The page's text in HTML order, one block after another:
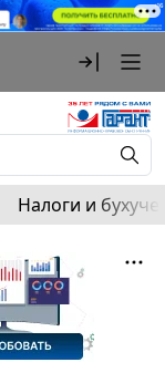
Налоги и